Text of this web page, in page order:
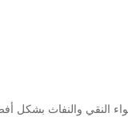
النقي والنفاث بشكل